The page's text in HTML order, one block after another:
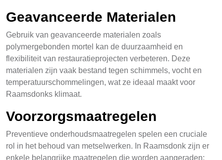
Geavanceerde Materialen
Gebruik van geavanceerde materialen zoals
polymergebonden mortel kan de duurzaamheid en
flexibiliteit van restauratieprojecten verbeteren. Deze
materialen zijn vaak bestand tegen schimmels, vocht en
temperatuurschommelingen, wat ze ideaal maakt voor
Raamsdonks klimaat.
Voorzorgsmaatregelen
Preventieve onderhoudsmaatregelen spelen een cruciale
rol in het behoud van metselwerken. In Raamsdonk zijn er
enkele belangrijke maatregelen die worden aangeraden: